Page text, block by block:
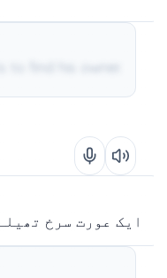
ایک عورت سرخ